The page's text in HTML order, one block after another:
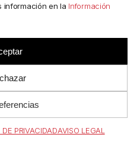
información en la Información
PRIVACIDADAVISO LEGAL
RESERVADOS.
.